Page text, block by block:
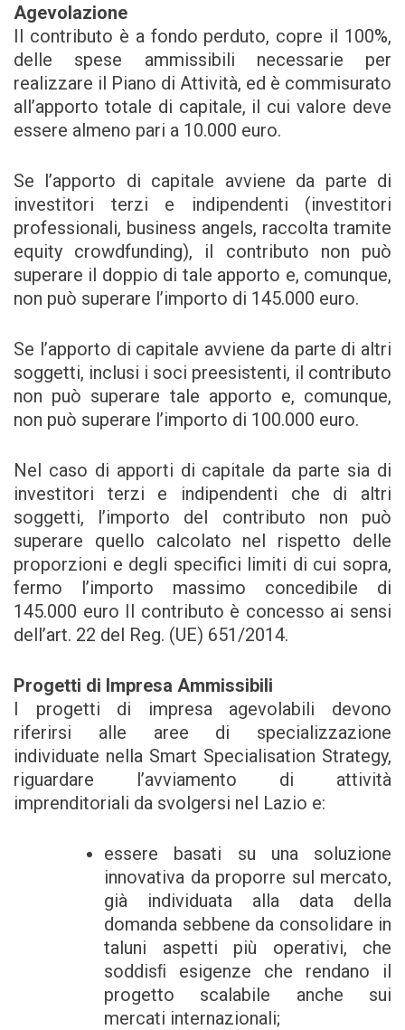
Agevolazione
Il contributo è a fondo perduto, copre il 100%,
delle spese ammissibili necessarie per
realizzare il Piano di Attività, ed è commisurato
all’apporto totale di capitale, il cui valore deve
essere almeno pari a 10.000 euro.
Se l’apporto di capitale avviene da parte di
investitori terzi e indipendenti (investitori
professionali, business angels, raccolta tramite
equity crowdfunding), il contributo non può
superare il doppio di tale apporto e, comunque,
non può superare l’importo di 145.000 euro.
Se l’apporto di capitale avviene da parte di altri
soggetti, inclusi i soci preesistenti, il contributo
non può superare tale apporto e, comunque,
non può superare l’importo di 100.000 euro.
Nel caso di apporti di capitale da parte sia di
investitori terzi e indipendenti che di altri
soggetti, l’importo del contributo non può
superare quello calcolato nel rispetto delle
proporzioni e degli specifici limiti di cui sopra,
fermo l’importo massimo concedibile di
145.000 euro Il contributo è concesso ai sensi
dell’art. 22 del Reg. (UE) 651/2014.
Progetti di Impresa Ammissibili
I progetti di impresa agevolabili devono
riferirsi alle aree di specializzazione
individuate nella Smart Specialisation Strategy,
riguardare l’avviamento di attività
imprenditoriali da svolgersi nel Lazio e:
essere basati su una soluzione
innovativa da proporre sul mercato,
già individuata alla data della
domanda sebbene da consolidare in
taluni aspetti più operativi, che
soddisﬁ esigenze che rendano il
progetto scalabile anche sui
mercati internazionali;